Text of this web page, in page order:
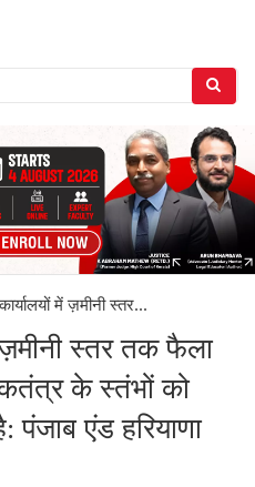
में ज़मीनी स्तर...
ज़मीनी स्तर तक फैला
के स्तंभों को
पंजाब एंड हरियाणा